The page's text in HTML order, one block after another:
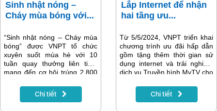
Sinh nhật nóng –
Cháy mùa bóng với...
“Sinh nhật nóng – Cháy mùa
bóng” được VNPT tổ chức
xuyên suốt mùa hè với 10
tuần quay thưởng liên tiếp,
mang đến cơ hội trúng 2.800
thưởng bao gồm 50 Giải Đặc
biệt mỗi giải 01 TV Samsung
Chi tiết
Lắp Internet để nhận
hai tầng ưu...
Từ 5/5/2024, VNPT triển khai
chương trình ưu đãi hấp dẫn
gồm tặng thêm thời gian sử
dụng internet và trải nghiệm
dịch vụ Truyền hình MyTV cho
Internet.
Chi tiết